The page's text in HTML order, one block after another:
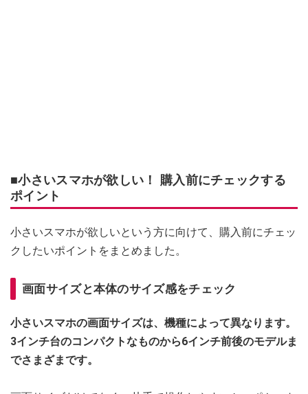
■小さいスマホが欲しい！ 購入前にチェックする
ポイント
小さいスマホが欲しいという方に向けて、購入前にチェッ
クしたいポイントをまとめました。
画面サイズと本体のサイズ感をチェック
小さいスマホの画面サイズは、機種によって異なります。
3インチ台のコンパクトなものから6インチ前後のモデルま
でさまざまです。